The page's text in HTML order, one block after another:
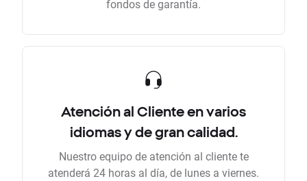
fondos de garantía.
Atención al Cliente en varios
idiomas y de gran calidad.
Nuestro equipo de atención al cliente te
atenderá 24 horas al día, de lunes a viernes.